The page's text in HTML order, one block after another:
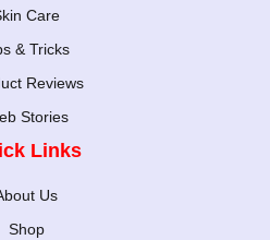
Care
& Tricks
Reviews
Stories
Links
Us
Shop